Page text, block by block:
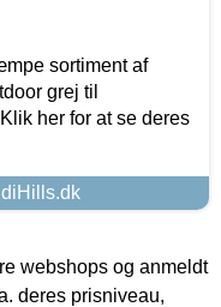
sortiment af
grej til
her for at se deres
webshops og anmeldt
deres prisniveau,